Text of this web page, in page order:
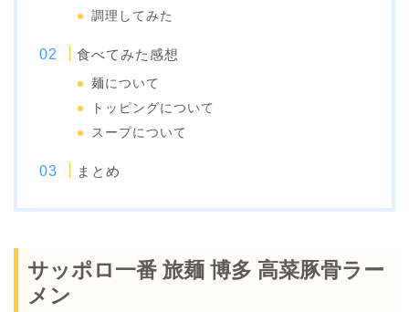
調理してみた
食べてみた感想
麺について
トッピングについて
スープについて
まとめ
サッポロ一番 旅麺 博多 高菜豚骨ラー
メン